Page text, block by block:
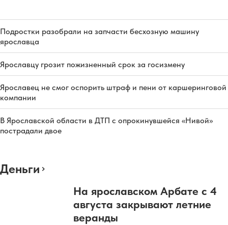
Подростки разобрали на запчасти бесхозную машину
ярославца
Ярославцу грозит пожизненный срок за госизмену
Ярославец не смог оспорить штраф и пени от каршеринговой
компании
В Ярославской области в ДТП с опрокинувшейся «Нивой»
пострадали двое
Деньги
На ярославском Арбате с 4
августа закрывают летние
веранды